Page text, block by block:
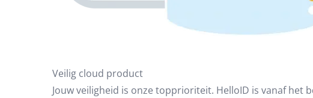
Veilig cloud product
Jouw veiligheid is onze topprioriteit. HelloID is vanaf het